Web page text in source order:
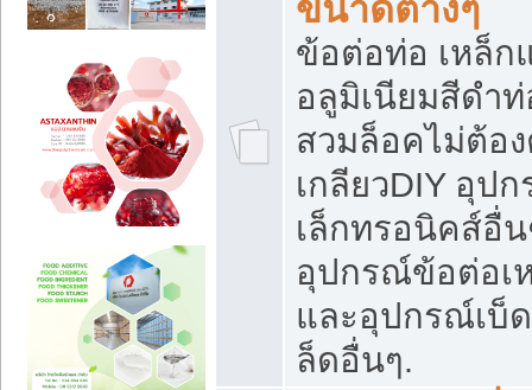
ขนาดต่างๆ
ข้อต่อท่อ เหล็ก
อลูมิเนียมสีดำ
สวมล็อคไม่ต้อ
เกลียวDIY อุป
เล็กทรอนิคส์อื่
อุปกรณ์ข้อต่อเ
และอุปกรณ์เบ็
ล็ดอื่นๆ.